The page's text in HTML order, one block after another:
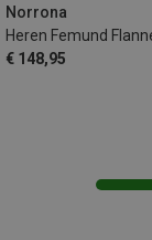
Norrona
€ 148,95